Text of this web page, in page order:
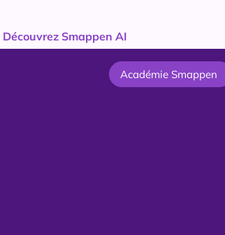
Découvrez Smappen AI
Académie Smappen